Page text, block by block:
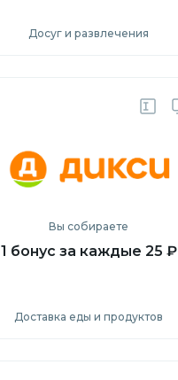
Досуг и развлечения
Перейти на сайт
Вы собираете
1 бонус за каждые 25 ₽
Доставка еды и продуктов